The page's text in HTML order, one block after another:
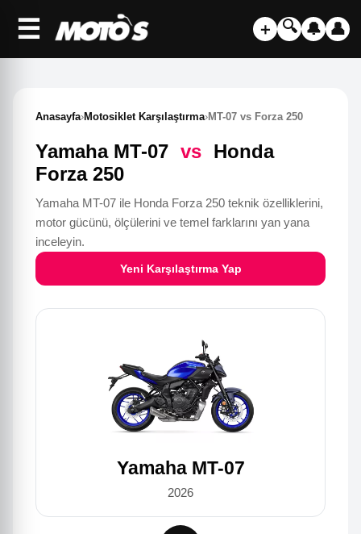
☰ ＋ 🔍 🔔 👤
Anasayfa›Motosiklet Karşılaştırma›MT-07 vs Forza 250
Yamaha MT-07 vs Honda
Forza 250
Yamaha MT-07 ile Honda Forza 250 teknik özelliklerini,
motor gücünü, ölçülerini ve temel farklarını yan yana
inceleyin.
Yeni Karşılaştırma Yap
Yamaha MT-07
2026